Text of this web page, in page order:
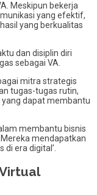
Meskipun bekerja
yang efektif,
yang berkualitas
dan disiplin diri
sebagai VA.
mitra strategis
tugas-tugas rutin,
dapat membantu
membantu bisnis
mendapatkan
di era digital’.